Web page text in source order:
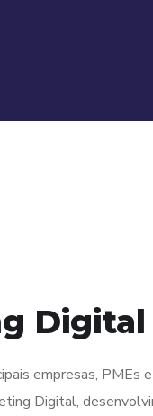
Digital
empresas,
Digital,